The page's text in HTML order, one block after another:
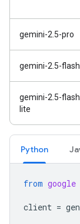
gemini-2.5-pro
gemini-2.5-flash
gemini-2.5-
lite
Python
from google
client =